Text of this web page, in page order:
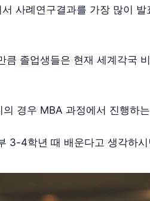
사례연구결과를 가장 많이
큼 졸업생들은 현재 세계각국
경우 MBA 과정에서 진행하
3-4학년 때 배운다고 생각하